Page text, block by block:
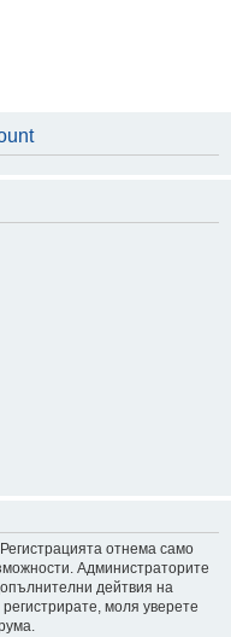
отнема само
Администраторите
дейтвия на
моля уверете